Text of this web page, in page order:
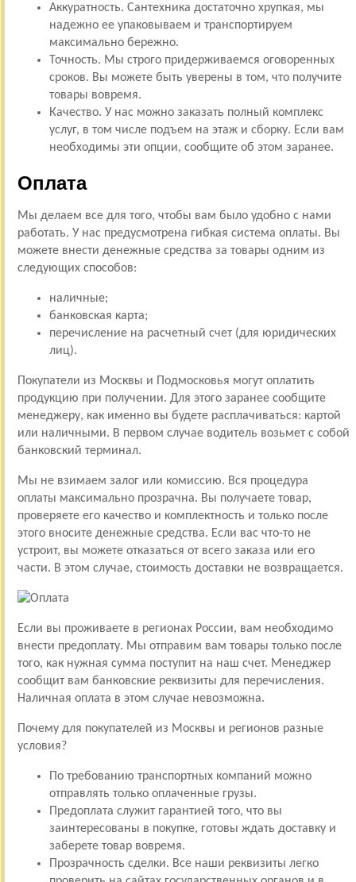
Аккуратность. Сантехника достаточно хрупкая, мы
надежно ее упаковываем и транспортируем
максимально бережно.
Точность. Мы строго придерживаемся оговоренных
сроков. Вы можете быть уверены в том, что получите
товары вовремя.
Качество. У нас можно заказать полный комплекс
услуг, в том числе подъем на этаж и сборку. Если вам
необходимы эти опции, сообщите об этом заранее.
Оплата
Мы делаем все для того, чтобы вам было удобно с нами
работать. У нас предусмотрена гибкая система оплаты. Вы
можете внести денежные средства за товары одним из
следующих способов:
наличные;
банковская карта;
перечисление на расчетный счет (для юридических
лиц).
Покупатели из Москвы и Подмосковья могут оплатить
продукцию при получении. Для этого заранее сообщите
менеджеру, как именно вы будете расплачиваться: картой
или наличными. В первом случае водитель возьмет с собой
банковский терминал.
Мы не взимаем залог или комиссию. Вся процедура
оплаты максимально прозрачна. Вы получаете товар,
проверяете его качество и комплектность и только после
этого вносите денежные средства. Если вас что-то не
устроит, вы можете отказаться от всего заказа или его
части. В этом случае, стоимость доставки не возвращается.
Если вы проживаете в регионах России, вам необходимо
внести предоплату. Мы отправим вам товары только после
того, как нужная сумма поступит на наш счет. Менеджер
сообщит вам банковские реквизиты для перечисления.
Наличная оплата в этом случае невозможна.
Почему для покупателей из Москвы и регионов разные
условия?
По требованию транспортных компаний можно
отправлять только оплаченные грузы.
Предоплата служит гарантией того, что вы
заинтересованы в покупке, готовы ждать доставку и
заберете товар вовремя.
Прозрачность сделки. Все наши реквизиты легко